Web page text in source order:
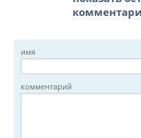
имя
комментарий